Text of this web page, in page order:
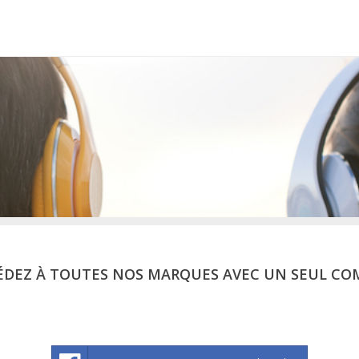
À TOUTES NOS MARQUES AVEC UN SEUL